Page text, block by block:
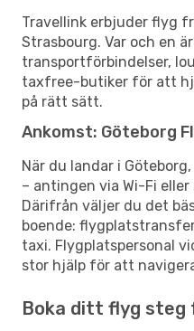
Travellink erbjuder flyg
Strasbourg. Var och en
transportförbindelser,
taxfree-butiker för att
på rätt sätt.
Ankomst: Göteborg
När du landar i
– antingen via Wi-Fi
Därifrån väljer du det
boende:
taxi. Flygplatspersonal
stor hjälp för att
Boka ditt flyg steg